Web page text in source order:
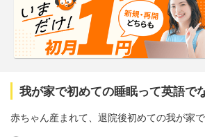
我が家で初めての睡眠って英語で
赤ちゃん産まれて、退院後初めての我が家